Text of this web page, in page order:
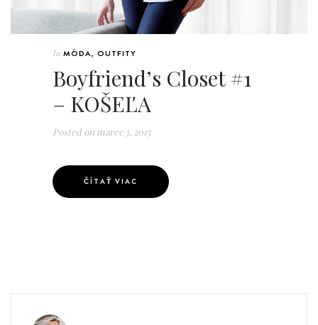
In MÓDA, OUTFITY
Boyfriend’s Closet #1
– KOŠEĽA
Posted on marec 3, 2015
ČÍTAŤ VIAC